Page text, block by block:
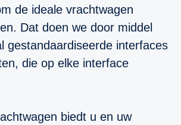
de ideale vrachtwagen
Dat doen we door middel
gestandaardiseerde interfaces
die op elke interface
biedt u en uw